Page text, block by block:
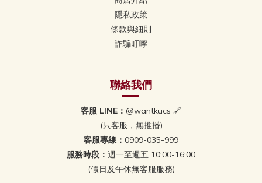
隱私政策
條款與細則
詐騙叮嚀
聯絡我們
客服 LINE： @wantkucs 🔗
(只客服，無推播)
客服專線： 0909-035-999
服務時段： 週一至週五 10:00-16:00
(假日及午休無客服服務)